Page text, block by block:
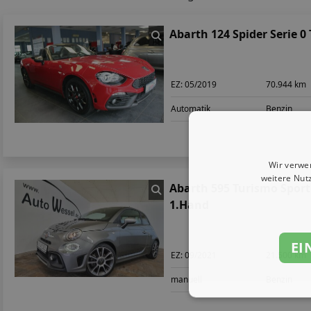
Abarth 124 Spider Serie
EZ:05/2019 70.944 km
Automatik Benzin
Abarth 595 Turismo
1.Hand
EZ:09/2021 21.500 km
manuell
Wir
weitere